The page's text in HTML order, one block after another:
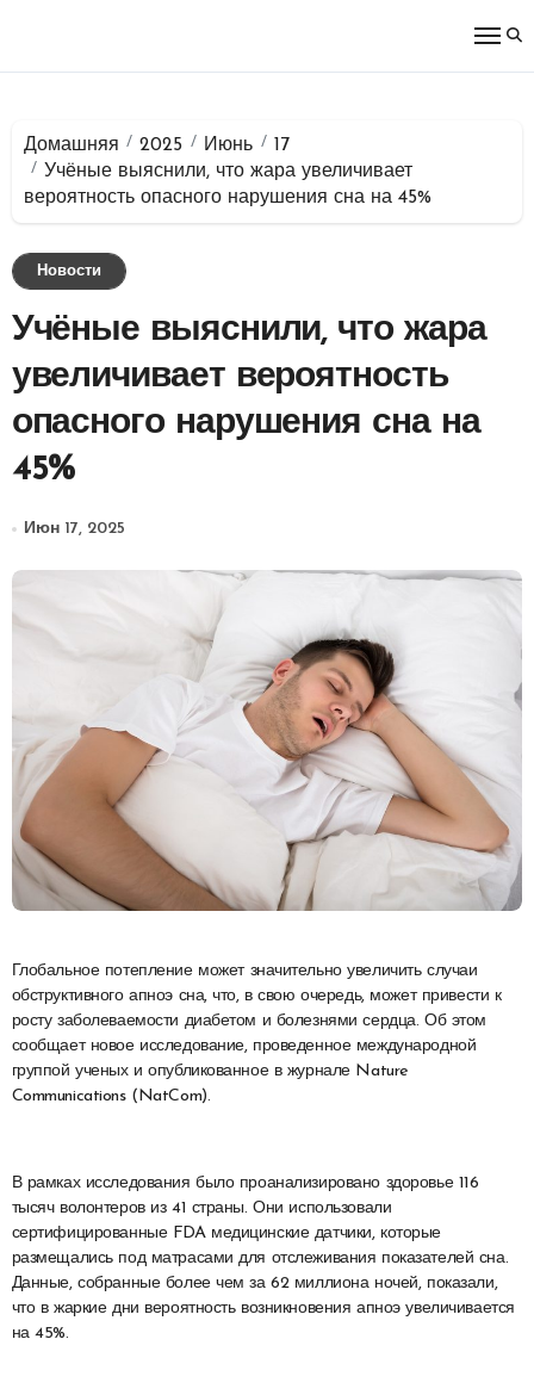
Домашняя 2025 Июнь
17
Учёные выяснили, что жара увеличивает
вероятность опасного нарушения сна на 45%
Новости
Учёные выяснили, что жара
увеличивает вероятность
опасного нарушения сна на
45%
Июн 17, 2025
Глобальное потепление может значительно увеличить случаи
обструктивного апноэ сна, что, в свою очередь, может привести к
росту заболеваемости диабетом и болезнями сердца. Об этом
сообщает новое исследование, проведенное международной
группой ученых и опубликованное в журнале Nature
Communications (NatCom).
В рамках исследования было проанализировано здоровье 116
тысяч волонтеров из 41 страны. Они использовали
сертифицированные FDA медицинские датчики, которые
размещались под матрасами для отслеживания показателей сна.
Данные, собранные более чем за 62 миллиона ночей, показали,
что в жаркие дни вероятность возникновения апноэ увеличивается
на 45%.